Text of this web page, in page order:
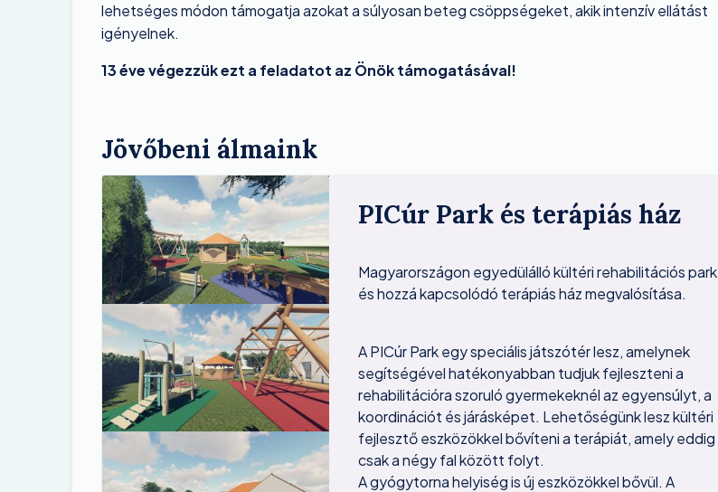
lehetséges módon támogatja azokat a súlyosan beteg csöppségeket, akik intenzív ellátást
igényelnek.
13 éve végezzük ezt a feladatot az Önök támogatásával!
Jövőbeni álmaink
Image
Image
Image
PICúr Park és terápiás ház
Magyarországon egyedülálló kültéri rehabilitációs park
és hozzá kapcsolódó terápiás ház megvalósítása.
A PICúr Park egy speciális játszótér lesz, amelynek
segítségével hatékonyabban tudjuk fejleszteni a
rehabilitációra szoruló gyermekeknél az egyensúlyt, a
koordinációt és járásképet. Lehetőségünk lesz kültéri
fejlesztő eszközökkel bővíteni a terápiát, amely eddig
csak a négy fal között folyt.
A gyógytorna helyiség is új eszközökkel bővül. A